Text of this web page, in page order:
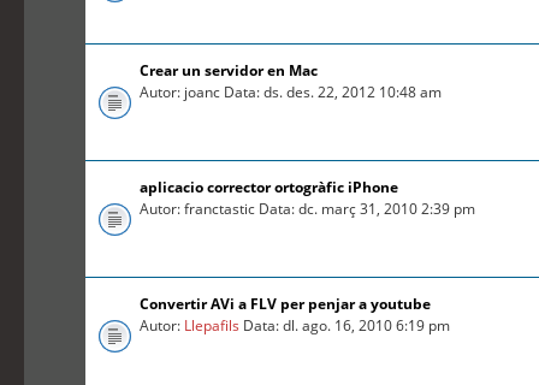
Crear un servidor en Mac
Autor: joanc Data: ds. des. 22, 2012 10:48 am
aplicacio corrector ortogràfic iPhone
Autor: franctastic Data: dc. març 31, 2010 2:39 pm
Convertir AVi a FLV per penjar a youtube
Autor: Llepafils Data: dl. ago. 16, 2010 6:19 pm